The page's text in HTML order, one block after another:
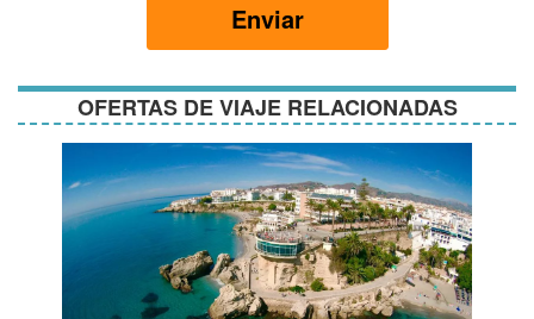
Enviar
OFERTAS DE VIAJE RELACIONADAS